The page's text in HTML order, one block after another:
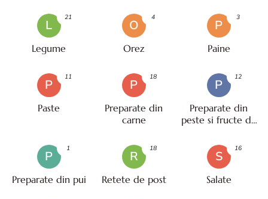
L
Legume
21
O
Orez
4
P
Paine
3
P
Paste
11
P
Preparate din
carne
18
P
Preparate din
peste si fructe de
12
P
Preparate din pui
1
R
Retete de post
18
S
Salate
16